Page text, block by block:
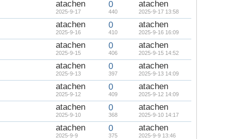
atachen
2025-9-17
0
440
atachen
2025-9-17 13:58
atachen
2025-9-16
0
410
atachen
2025-9-16 16:09
atachen
2025-9-15
0
406
atachen
2025-9-15 14:52
atachen
2025-9-13
0
397
atachen
2025-9-13 14:09
atachen
2025-9-12
0
409
atachen
2025-9-12 14:09
atachen
2025-9-10
0
368
atachen
2025-9-10 14:17
atachen
2025-9-9
0
375
atachen
2025-9-9 13:46